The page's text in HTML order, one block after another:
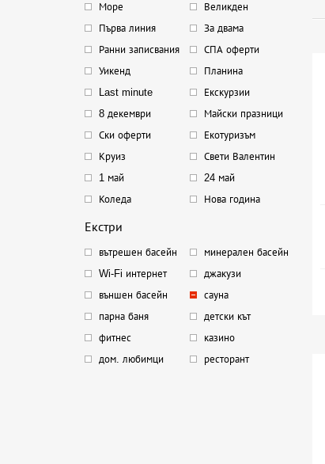
Море
Великден
Първа линия
За двама
Ранни записвания
СПА оферти
Уикенд
Планина
Last minute
Екскурзии
8 декември
Майски празници
Ски оферти
Екотуризъм
Круиз
Свети Валентин
1 май
24 май
Коледа
Нова година
Екстри
вътрешен басейн
минерален басейн
Wi-Fi интернет
джакузи
външен басейн
сауна
парна баня
детски кът
фитнес
казино
дом. любимци
ресторант